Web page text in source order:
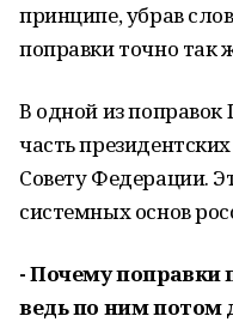
принципе, убрав
поправки точно так
В одной из
часть
Совету Федерации.
системных основ
- Почему поправки
ведь по ним потом